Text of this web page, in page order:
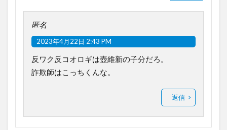
匿名
2023年4月22日 2:43 PM
反ワク反コオロギは壺維新の子分だろ。
詐欺師はこっちくんな。
返信